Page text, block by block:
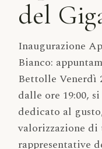
del
Inaugurazione
Bianco:
Bettolle Venerdì
dalle ore 19:00,
dedicato al
valorizzazione di
rappresentative